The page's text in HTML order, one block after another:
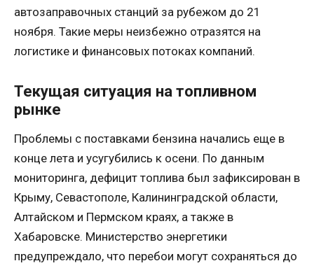
автозаправочных станций за рубежом до 21
ноября. Такие меры неизбежно отразятся на
логистике и финансовых потоках компаний.
Текущая ситуация на топливном
рынке
Проблемы с поставками бензина начались еще в
конце лета и усугубились к осени. По данным
мониторинга, дефицит топлива был зафиксирован в
Крыму, Севастополе, Калининградской области,
Алтайском и Пермском краях, а также в
Хабаровске. Министерство энергетики
предупреждало, что перебои могут сохраняться до